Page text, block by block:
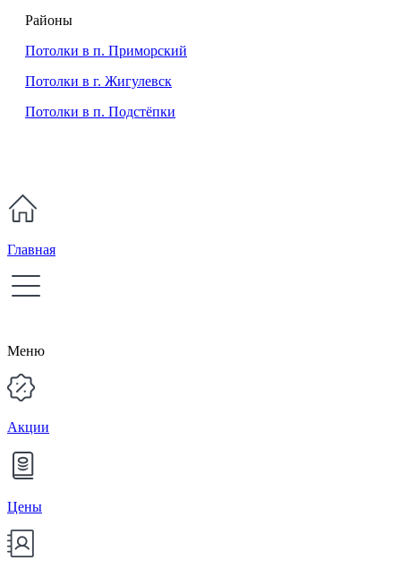
Районы
Потолки в п. Приморский
Потолки в г. Жигулевск
Потолки в п. Подстёпки
Главная
Меню
Акции
Цены